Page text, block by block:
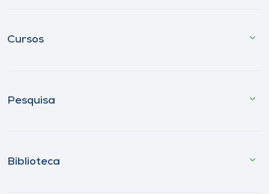
Cursos
Pesquisa
Biblioteca